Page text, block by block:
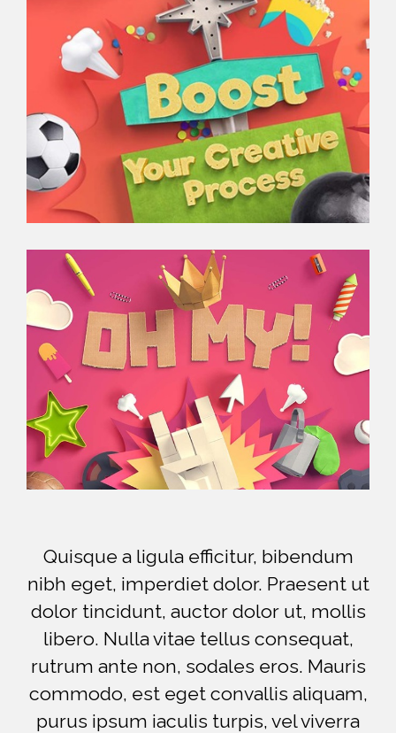
Quisque a ligula efficitur, bibendum
nibh eget, imperdiet dolor. Praesent ut
dolor tincidunt, auctor dolor ut, mollis
libero. Nulla vitae tellus consequat,
rutrum ante non, sodales eros. Mauris
commodo, est eget convallis aliquam,
purus ipsum iaculis turpis, vel viverra